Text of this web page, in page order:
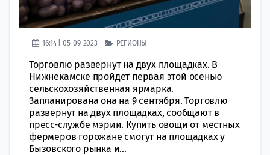
16:14 | 05-09-2023 РЕГИОНЫ
Торговлю развернут на двух площадках. В
Нижнекамске пройдет первая этой осенью
сельскохозяйственная ярмарка.
Запланирована она на 9 сентября. Торговлю
развернут на двух площадках, сообщают в
пресс-службе мэрии. Купить овощи от местных
фермеров горожане смогут на площадках у
Бызовского рынка и...